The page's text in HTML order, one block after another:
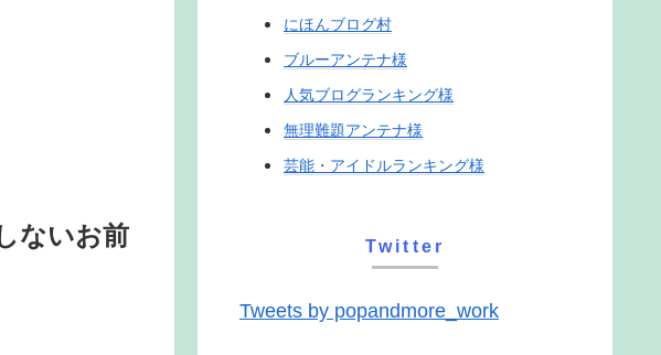
ないお前
にほんブログ村
ブルーアンテナ様
人気ブログランキング様
無理難題アンテナ様
芸能・アイドルランキング様
Twitter
Tweets by popandmore_work